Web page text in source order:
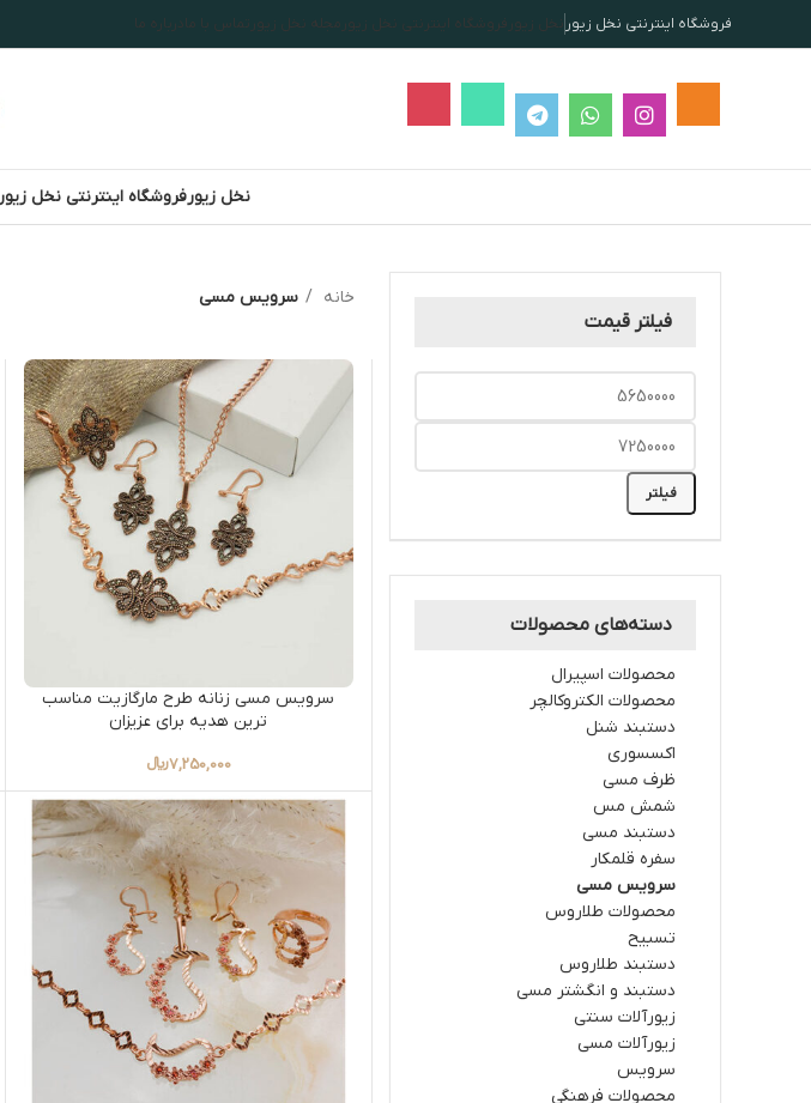
فروشگاه اینترنتی نخل زیور نخل زیور فروشگاه اینترنتی نخل زیور مجله نخل زیور تماس با مادرباره ما
نخل زیورفروشگاه اینترنتی نخل زیور
فیلتر قیمت
فیلتر
دسته‌های محصولات
محصولات اسپیرال
محصولات الکتروکالچر
دستبند شنل
اکسسوری
ظرف مسی
شمش مس
دستبند مسی
سفره قلمکار
سرویس مسی
محصولات طلاروس
تسبیح
دستبند طلاروس
دستبند و انگشتر مسی
زیورآلات سنتی
زیورآلات مسی
سرویس
محصولات فرهنگی
خانه سرویس مسی
سرویس مسی زنانه طرح مارگازیت مناسب
ترین هدیه برای عزیزان
7,250,000﷼